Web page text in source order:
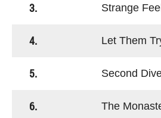
3. Strange
4. Let Them Try
5. Second
6. The